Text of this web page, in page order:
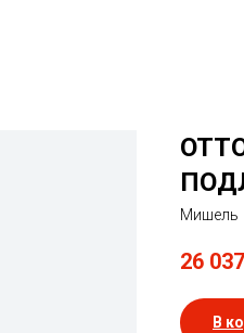
Мишель
26
В